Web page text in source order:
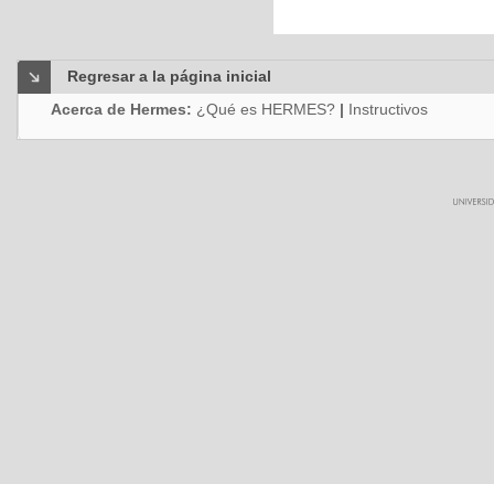
Regresar a la página inicial
Acerca de Hermes: ¿Qué es HERMES? | Instructivos